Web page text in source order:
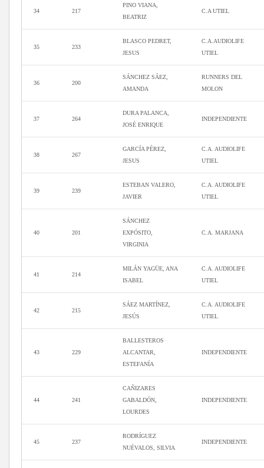
34 217
PINO VIANA,
BEATRIZ
C.A UTIEL
35 233
BLASCO PEDRET,
JESUS
C.A.AUDIOLIFE
UTIEL
36 200
SÁNCHEZ SÁEZ,
AMANDA
RUNNERS DEL
MOLON
37 264
DURA PALANCA,
JOSÉ ENRIQUE
INDEPENDIENTE
38 267
GARCÍA PÉREZ,
JESUS
C.A. AUDIOLIFE
UTIEL
39 239
ESTEBAN VALERO,
JAVIER
C.A. AUDIOLIFE
UTIEL
40 201
SÁNCHEZ
EXPÓSITO,
VIRGINIA
C.A. MARJANA
41 214
MILÁN YAGÜE, ANA
ISABEL
C.A. AUDIOLIFE
UTIEL
42 215
SÁEZ MARTÍNEZ,
JESÚS
C.A. AUDIOLIFE
UTIEL
43 229
BALLESTEROS
ALCANTAR,
ESTEFANÍA
INDEPENDIENTE
44 241
CAÑIZARES
GABALDÓN,
LOURDES
INDEPENDIENTE
45 237
RODRÍGUEZ
NUÉVALOS, SILVIA
INDEPENDIENTE